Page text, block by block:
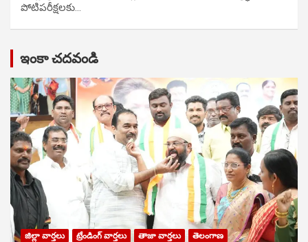
పోటిప‌రీక్ష‌ల‌కు…
ఇంకా చదవండి
జిల్లా వార్తలు ట్రేండింగ్ వార్తలు తాజా వార్తలు తెలంగాణ